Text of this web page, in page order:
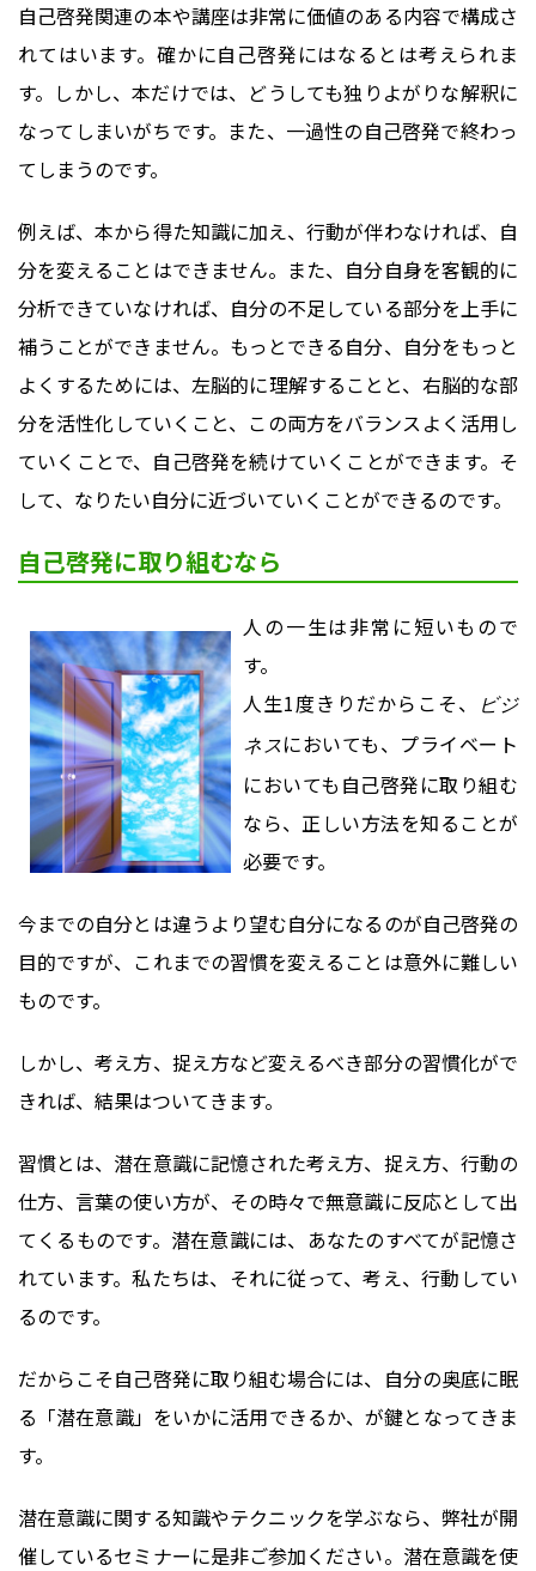
自己啓発関連の本や講座は非常に価値のある内容で構成さ
れてはいます。確かに自己啓発にはなるとは考えられま
す。しかし、本だけでは、どうしても独りよがりな解釈に
なってしまいがちです。また、一過性の自己啓発で終わっ
てしまうのです。
例えば、本から得た知識に加え、行動が伴わなければ、自
分を変えることはできません。また、自分自身を客観的に
分析できていなければ、自分の不足している部分を上手に
補うことができません。もっとできる自分、自分をもっと
よくするためには、左脳的に理解することと、右脳的な部
分を活性化していくこと、この両方をバランスよく活用し
ていくことで、自己啓発を続けていくことができます。そ
して、なりたい自分に近づいていくことができるのです。
自己啓発に取り組むなら
人の一生は非常に短いもので
す。
人生1度きりだからこそ、
ビジ
ネスにおいても、プライベート
においても自己啓発に取り組む
なら、正しい方法を知ることが
必要です。
今までの自分とは違うより望む自分になるのが自己啓発の
目的ですが、これまでの習慣を変えることは意外に難しい
ものです。
しかし、考え方、捉え方など変えるべき部分の習慣化がで
きれば、結果はついてきます。
習慣とは、潜在意識に記憶された考え方、捉え方、行動の
仕方、言葉の使い方が、その時々で無意識に反応として出
てくるものです。潜在意識には、あなたのすべてが記憶さ
れています。私たちは、それに従って、考え、行動してい
るのです。
だからこそ自己啓発に取り組む場合には、自分の奥底に眠
る「潜在意識」をいかに活用できるか、が鍵となってきま
す。
潜在意識に関する知識やテクニックを学ぶなら、弊社が開
催しているセミナーに是非ご参加ください。潜在意識を使